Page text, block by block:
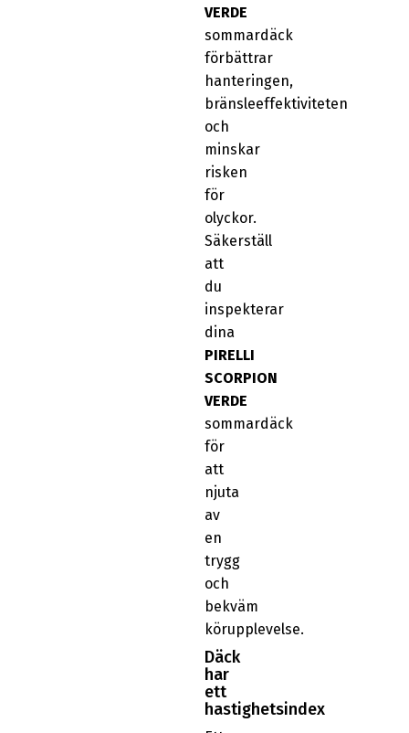
VERDE
sommardäck
förbättrar
hanteringen,
bränsleeffektiviteten
och
minskar
risken
för
olyckor.
Säkerställ
att
du
inspekterar
dina
PIRELLI
SCORPION
VERDE
sommardäck
för
att
njuta
av
en
trygg
och
bekväm
körupplevelse.
Däck
har
ett
hastighetsindex